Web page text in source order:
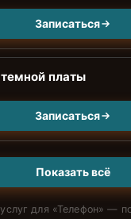
Записаться
платы
Записаться
Показать всё
для «Телефон» —